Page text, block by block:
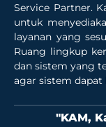
Service Partner.
untuk
layanan yang
Ruang lingkup
dan sistem yang
agar sistem
"KAM,